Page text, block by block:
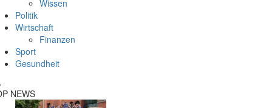
Wissen
Politik
Wirtschaft
Finanzen
Sport
Gesundheit
NEWS